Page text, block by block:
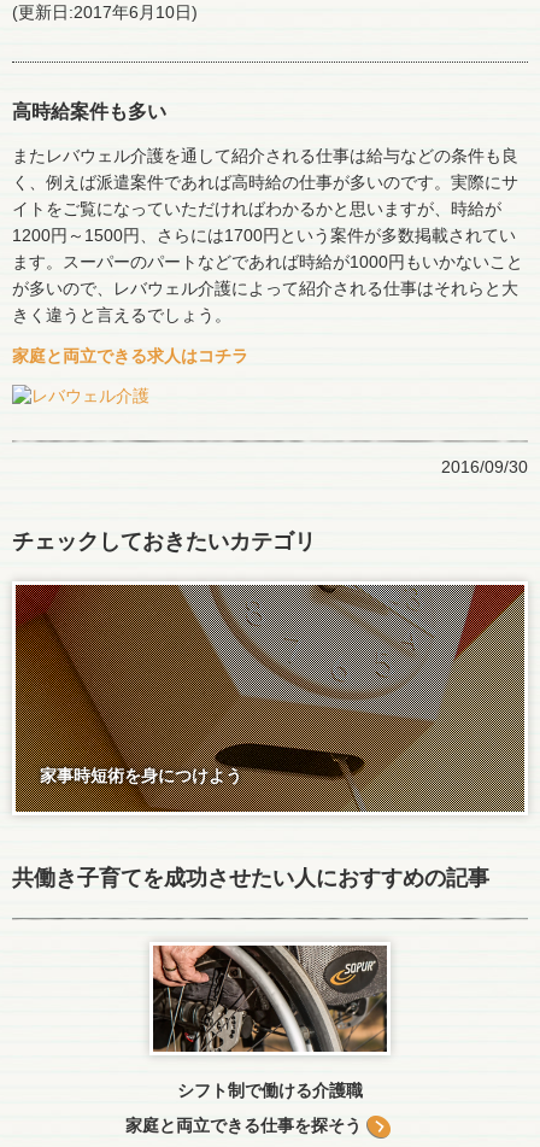
(更新日:2017年6月10日)
高時給案件も多い
またレバウェル介護を通して紹介される仕事は給与などの条件も良
く、例えば派遣案件であれば高時給の仕事が多いのです。実際にサ
イトをご覧になっていただければわかるかと思いますが、時給が
1200円～1500円、さらには1700円という案件が多数掲載されてい
ます。スーパーのパートなどであれば時給が1000円もいかないこと
が多いので、レバウェル介護によって紹介される仕事はそれらと大
きく違うと言えるでしょう。
家庭と両立できる求人はコチラ
2016/09/30
チェックしておきたいカテゴリ
家事時短術を身につけよう
共働き子育てを成功させたい人におすすめの記事
シフト制で働ける介護職
家庭と両立できる仕事を探そう